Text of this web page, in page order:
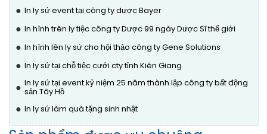
● In ly sứ event tại công ty dược Bayer
● In hình trên ly tiệc công ty Dược 99 ngày Dược Sĩ thế giới
● In hình lên ly sứ cho hội thảo công ty Gene Solutions
● In ly sứ tại chỗ tiệc cưới cty tỉnh Kiên Giang
● In ly sứ tại event kỷ niệm 25 năm thành lập công ty bất động
sản Tây Hồ
● In ly sứ làm quà tặng sinh nhật